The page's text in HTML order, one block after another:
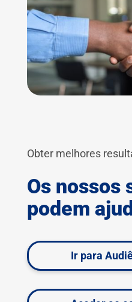
Obter melhores
Os nossos
podem
Ir para